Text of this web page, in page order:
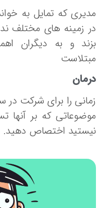
که تمایل به
زمینه های مختلف
و به دیگران
را برای شرکت در
که بر آنها تسلط
اختصاص دهید.